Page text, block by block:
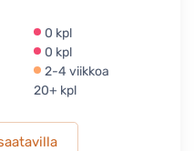
0 kpl
0 kpl
2-4 viikkoa
20+ kpl